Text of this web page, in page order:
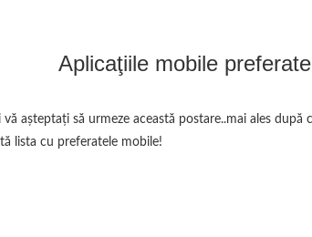
Aplicaţiile mobile preferate
lista cu preferatele mobile!